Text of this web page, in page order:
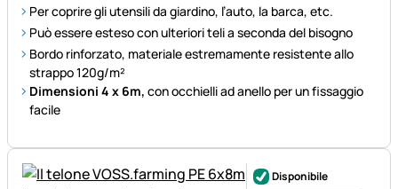
Per coprire gli utensili da giardino, l’auto, la barca, etc.
Può essere esteso con ulteriori teli a seconda del bisogno
Bordo rinforzato, materiale estremamente resistente allo
strappo 120g/m²
Dimensioni 4 x 6m, con occhielli ad anello per un fissaggio
facile
Disponibile